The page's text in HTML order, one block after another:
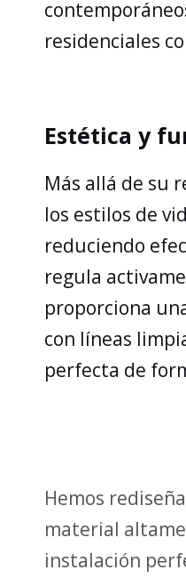
residenciales
Estética y
Más allá de su
los estilos de
reduciendo
regula
proporciona
con líneas
perfecta de
Hemos
material
instalación